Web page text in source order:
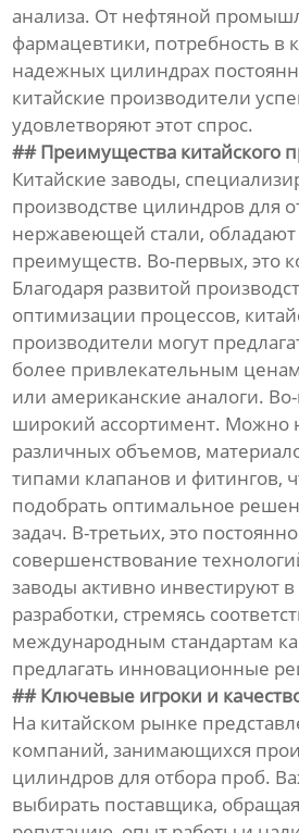
анализа. От нефтяной
фармацевтики, потребность в
надежных цилиндрах
китайские производители
удовлетворяют этот спрос.
## Преимущества китайского
Китайские заводы,
производстве цилиндров для
нержавеющей стали,
преимуществ. Во-первых, это
Благодаря развитой
оптимизации процессов,
производители могут
более привлекательным
или американские аналоги.
широкий ассортимент. Можно
различных объемов,
типами клапанов и фитингов,
подобрать оптимальное
задач. В-третьих, это
совершенствование
заводы активно инвестируют
разработки, стремясь
международным стандартам
предлагать инновационные
## Ключевые игроки и
На китайском рынке
компаний, занимающихся
цилиндров для отбора проб.
выбирать поставщика,